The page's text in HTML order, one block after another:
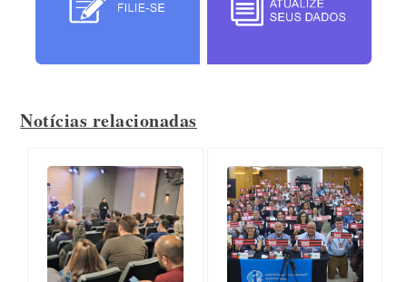
Notícias relacionadas